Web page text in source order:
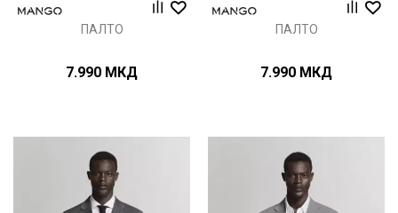
ПАЛТО
7.990 МКД
ПАЛТО
7.990 МКД